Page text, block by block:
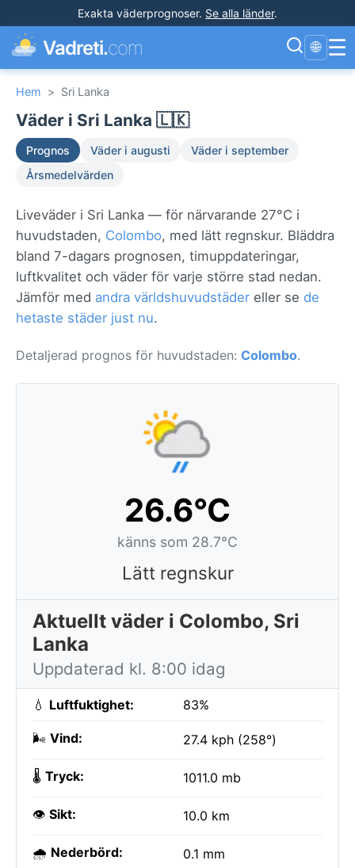
Exakta väderprognoser. Se alla länder.
Vadreti.com 🌐 ☰
Hem > Sri Lanka
Väder i Sri Lanka 🇱🇰
Prognos Väder i augusti
Väder i september
Årsmedelvärden
Liveväder i Sri Lanka — för närvarande 27°C i
huvudstaden, Colombo, med lätt regnskur. Bläddra
bland 7-dagars prognosen, timuppdateringar,
luftkvalitet och väder för varje större stad nedan.
Jämför med andra världshuvudstäder eller se de
hetaste städer just nu.
Detaljerad prognos för huvudstaden: Colombo.
26.6°C
känns som 28.7°C
Lätt regnskur
Aktuellt väder i Colombo, Sri
Lanka
Uppdaterad kl. 8:00 idag
💧 Luftfuktighet: 83%
🌬️ Vind: 27.4 kph (258°)
🌡️ Tryck: 1011.0 mb
👁️ Sikt: 10.0 km
🌧️ Nederbörd: 0.1 mm